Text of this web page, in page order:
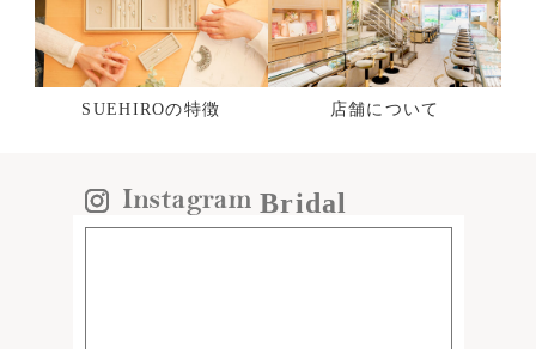
SUEHIROの特徴 店舗について
Bridal